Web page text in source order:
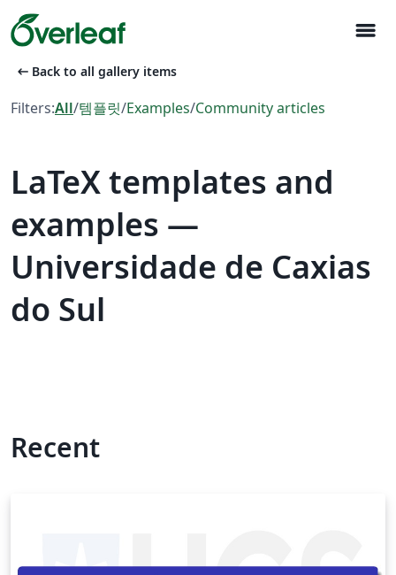
menu
arrow_left_alt Back to all gallery items
Filters:All/템플릿/Examples/Community articles
LaTeX templates and
examples —
Universidade de Caxias
do Sul
Recent